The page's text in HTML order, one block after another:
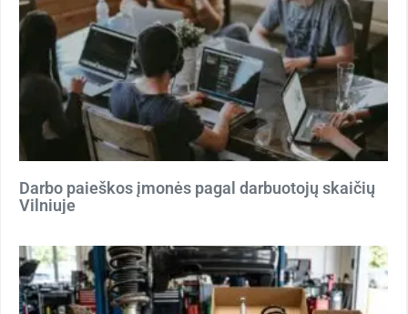
Darbo paieškos įmonės pagal darbuotojų skaičių
Vilniuje